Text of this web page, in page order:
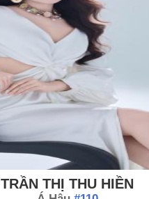
TRẦN THỊ THU HIỀN